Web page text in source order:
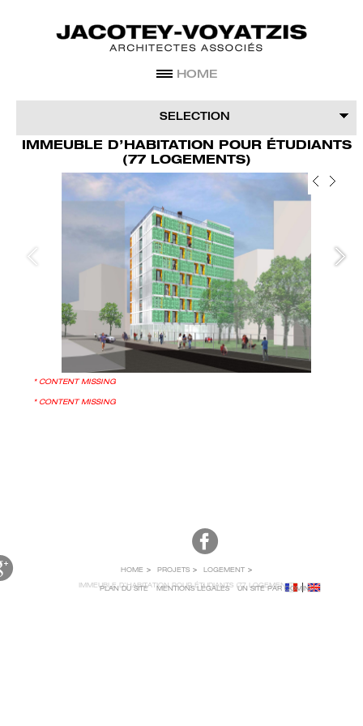
HOME
SELECTION
LOGEMENT
ACTIVITÉ
ÉQUIPEMENT
AGENCEMENT
IMMEUBLE D’HABITATION POUR ÉTUDIANTS
(77 LOGEMENTS)
* CONTENT MISSING
* CONTENT MISSING
HOME PROJETS LOGEMENT
IMMEUBLE D’HABITATION POUR ÉTUDIANTS (77 LOGEMENTS)
PLAN DU SITE MENTIONS LÉGALES UN SITE PAR QOMINO